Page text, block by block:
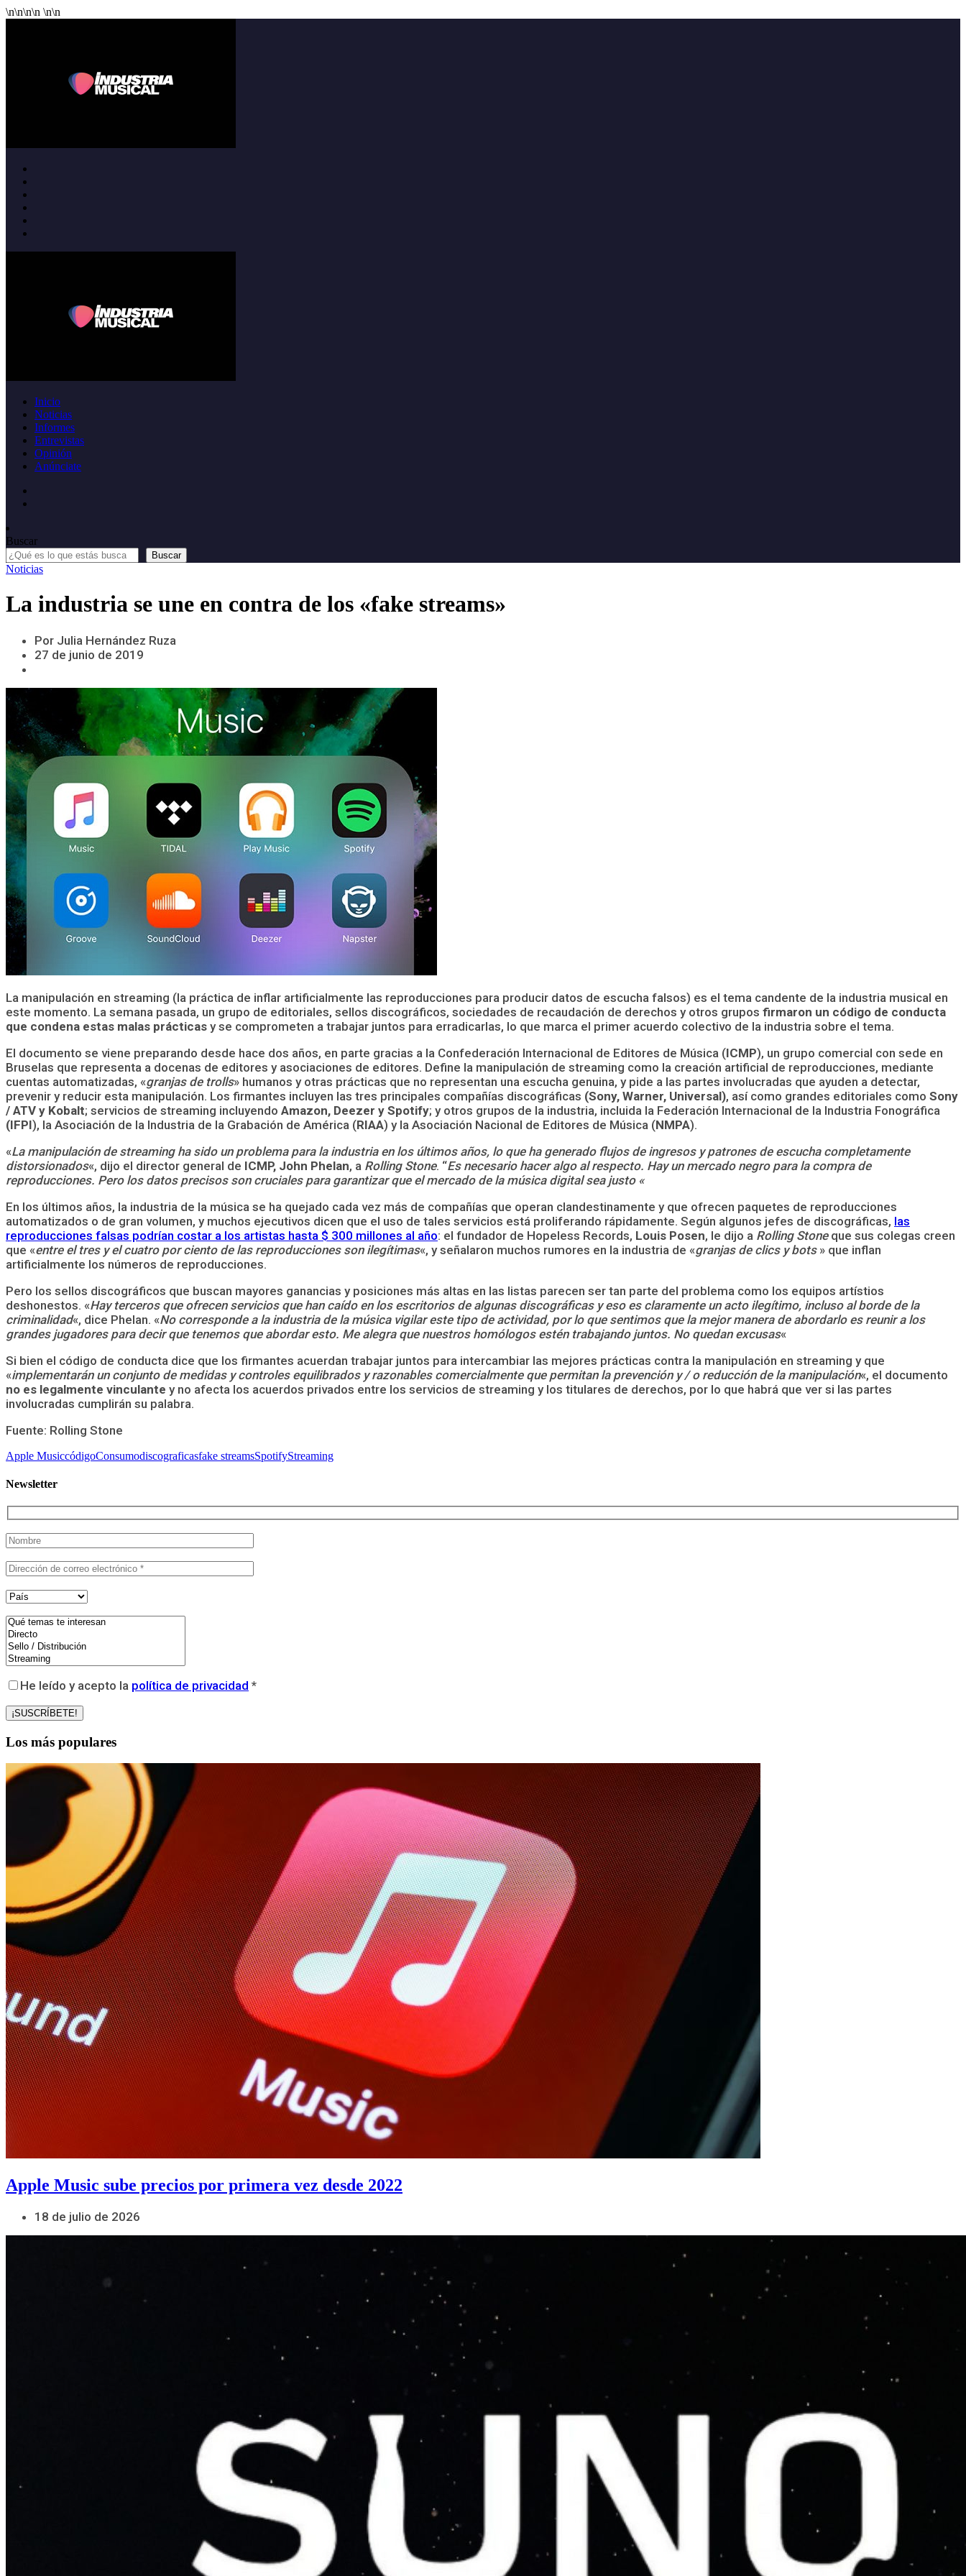
\n\n\n\n \n\n
Inicio
Noticias
Informes
Entrevistas
Opinión
Anúnciate
Buscar
Buscar
Noticias
La industria se une en contra de los «fake streams»
Por Julia Hernández Ruza
27 de junio de 2019
La manipulación en streaming (la práctica de inflar artificialmente las reproducciones para producir datos de escucha falsos) es el tema candente de la industria musical en
este momento. La semana pasada, un grupo de editoriales, sellos discográficos, sociedades de recaudación de derechos y otros grupos firmaron un código de conducta
que condena estas malas prácticas y se comprometen a trabajar juntos para erradicarlas, lo que marca el primer acuerdo colectivo de la industria sobre el tema.
El documento se viene preparando desde hace dos años, en parte gracias a la Confederación Internacional de Editores de Música (ICMP), un grupo comercial con sede en
Bruselas que representa a docenas de editores y asociaciones de editores. Define la manipulación de streaming como la creación artificial de reproducciones, mediante
cuentas automatizadas, «granjas de trolls» humanos y otras prácticas que no representan una escucha genuina, y pide a las partes involucradas que ayuden a detectar,
prevenir y reducir esta manipulación. Los firmantes incluyen las tres principales compañías discográficas (Sony, Warner, Universal), así como grandes editoriales como Sony
/ ATV y Kobalt; servicios de streaming incluyendo Amazon, Deezer y Spotify; y otros grupos de la industria, incluida la Federación Internacional de la Industria Fonográfica
(IFPI), la Asociación de la Industria de la Grabación de América (RIAA) y la Asociación Nacional de Editores de Música (NMPA).
«La manipulación de streaming ha sido un problema para la industria en los últimos años, lo que ha generado flujos de ingresos y patrones de escucha completamente
distorsionados«, dijo el director general de ICMP, John Phelan, a Rolling Stone. “Es necesario hacer algo al respecto. Hay un mercado negro para la compra de
reproducciones. Pero los datos precisos son cruciales para garantizar que el mercado de la música digital sea justo «
En los últimos años, la industria de la música se ha quejado cada vez más de compañías que operan clandestinamente y que ofrecen paquetes de reproducciones
automatizados o de gran volumen, y muchos ejecutivos dicen que el uso de tales servicios está proliferando rápidamente. Según algunos jefes de discográficas, las
reproducciones falsas podrían costar a los artistas hasta $ 300 millones al año: el fundador de Hopeless Records, Louis Posen, le dijo a Rolling Stoneque sus colegas creen
que «entre el tres y el cuatro por ciento de las reproducciones son ilegítimas«, y señalaron muchos rumores en la industria de «granjas de clics y bots » que inflan
artificialmente los números de reproducciones.
Pero los sellos discográficos que buscan mayores ganancias y posiciones más altas en las listas parecen ser tan parte del problema como los equipos artístios
deshonestos. «Hay terceros que ofrecen servicios que han caído en los escritorios de algunas discográficas y eso es claramente un acto ilegítimo, incluso al borde de la
criminalidad«, dice Phelan. «No corresponde a la industria de la música vigilar este tipo de actividad, por lo que sentimos que la mejor manera de abordarlo es reunir a los
grandes jugadores para decir que tenemos que abordar esto. Me alegra que nuestros homólogos estén trabajando juntos. No quedan excusas«
Si bien el código de conducta dice que los firmantes acuerdan trabajar juntos para intercambiar las mejores prácticas contra la manipulación en streaming y que
«implementarán un conjunto de medidas y controles equilibrados y razonables comercialmente que permitan la prevención y / o reducción de la manipulación«, el documento
no es legalmente vinculante y no afecta los acuerdos privados entre los servicios de streaming y los titulares de derechos, por lo que habrá que ver si las partes
involucradas cumplirán su palabra.
Fuente: Rolling Stone
Apple MusiccódigoConsumodiscograficasfake streamsSpotifyStreaming
Newsletter
He leído y acepto la política de privacidad *
Los más populares
Apple Music sube precios por primera vez desde 2022
18 de julio de 2026